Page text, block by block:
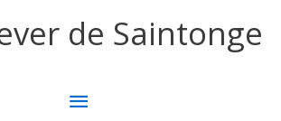
de Saintonge
MENU